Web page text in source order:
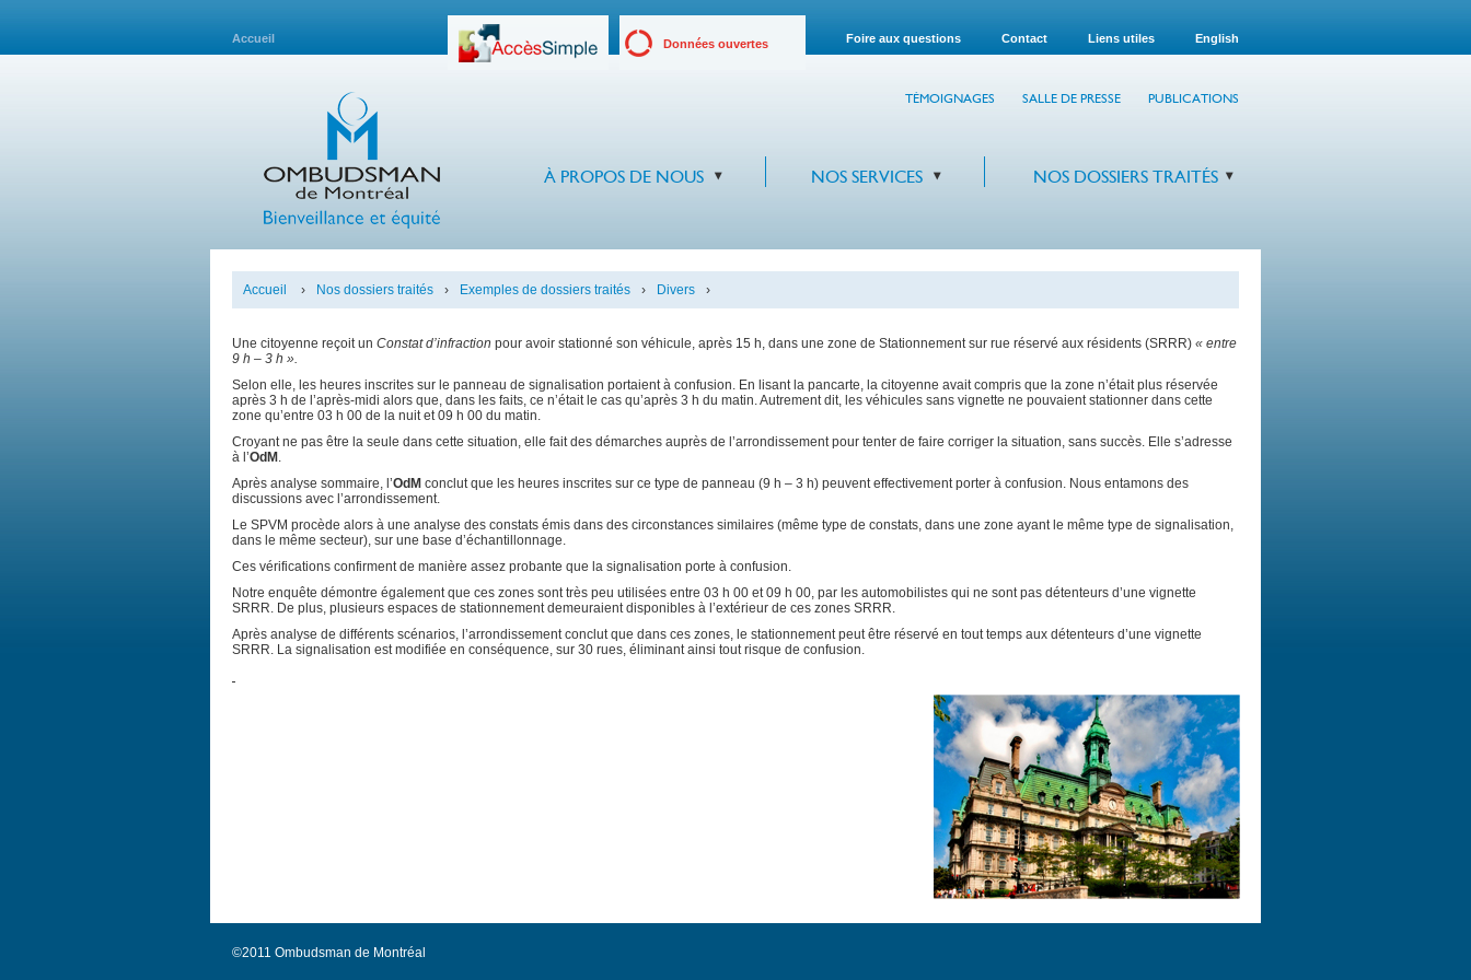
Accueil Données ouvertes Foire aux questions Contact Liens utiles English
TÉMOIGNAGES SALLE DE PRESSE PUBLICATIONS
À PROPOS DE NOUS NOS SERVICES NOS DOSSIERS TRAITÉS
Accueil › Nos dossiers traités › Exemples de dossiers traités › Divers ›
Une citoyenne reçoit un Constat d’infraction pour avoir stationné son véhicule, après 15 h, dans une zone de Stationnement sur rue réservé aux résidents (SRRR) « entre
9 h – 3 h ».
Selon elle, les heures inscrites sur le panneau de signalisation portaient à confusion. En lisant la pancarte, la citoyenne avait compris que la zone n’était plus réservée
après 3 h de l’après-midi alors que, dans les faits, ce n’était le cas qu’après 3 h du matin. Autrement dit, les véhicules sans vignette ne pouvaient stationner dans cette
zone qu’entre 03 h 00 de la nuit et 09 h 00 du matin.
Croyant ne pas être la seule dans cette situation, elle fait des démarches auprès de l’arrondissement pour tenter de faire corriger la situation, sans succès. Elle s’adresse
à l’OdM .
Après analyse sommaire, l’OdM conclut que les heures inscrites sur ce type de panneau (9 h – 3 h) peuvent effectivement porter à confusion. Nous entamons des
discussions avec l’arrondissement.
Le SPVM procède alors à une analyse des constats émis dans des circonstances similaires (même type de constats, dans une zone ayant le même type de signalisation,
dans le même secteur), sur une base d’échantillonnage.
Ces vérifications confirment de manière assez probante que la signalisation porte à confusion.
Notre enquête démontre également que ces zones sont très peu utilisées entre 03 h 00 et 09 h 00, par les automobilistes qui ne sont pas détenteurs d’une vignette
SRRR. De plus, plusieurs espaces de stationnement demeuraient disponibles à l’extérieur de ces zones SRRR.
Après analyse de différents scénarios, l’arrondissement conclut que dans ces zones, le stationnement peut être réservé en tout temps aux détenteurs d’une vignette
SRRR. La signalisation est modifiée en conséquence, sur 30 rues, éliminant ainsi tout risque de confusion.
©2011 Ombudsman de Montréal